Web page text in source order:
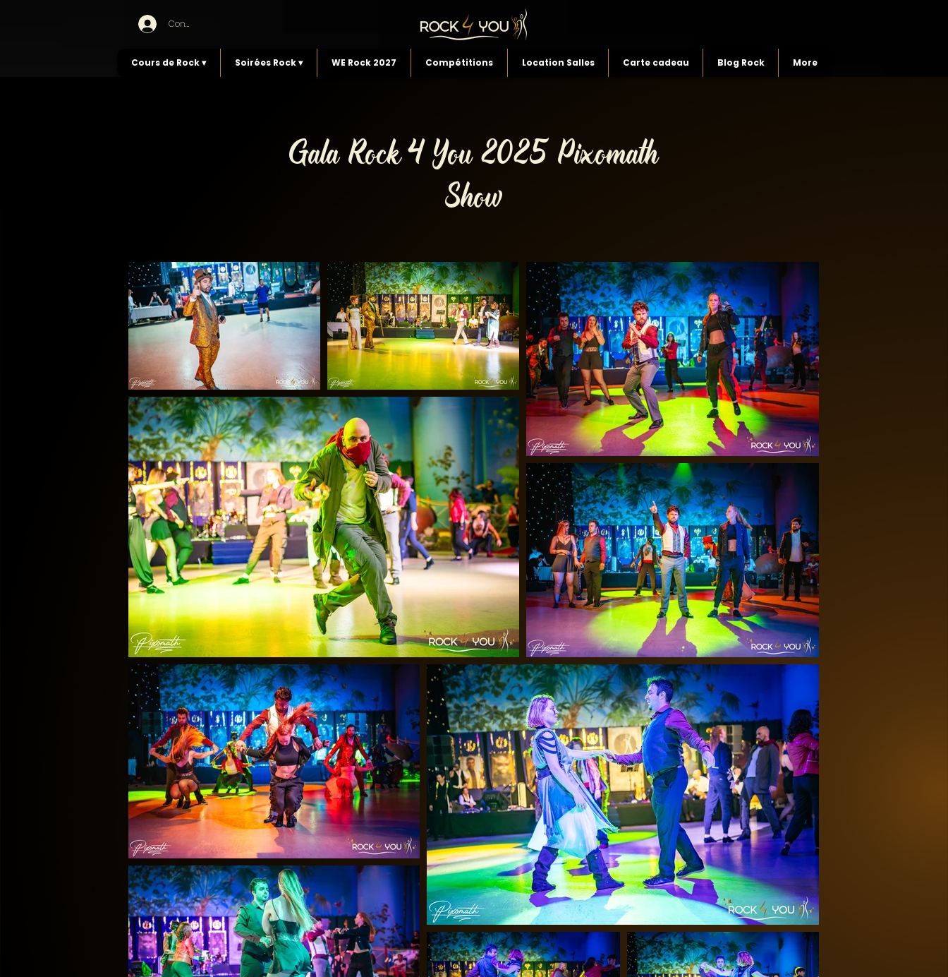
Connexion
Cours de Rock ▾ Soirées Rock ▾ WE Rock 2027 Compétitions Location Salles Carte cadeau Blog Rock More
Gala Rock 4 You 2025 Pixomath
Show